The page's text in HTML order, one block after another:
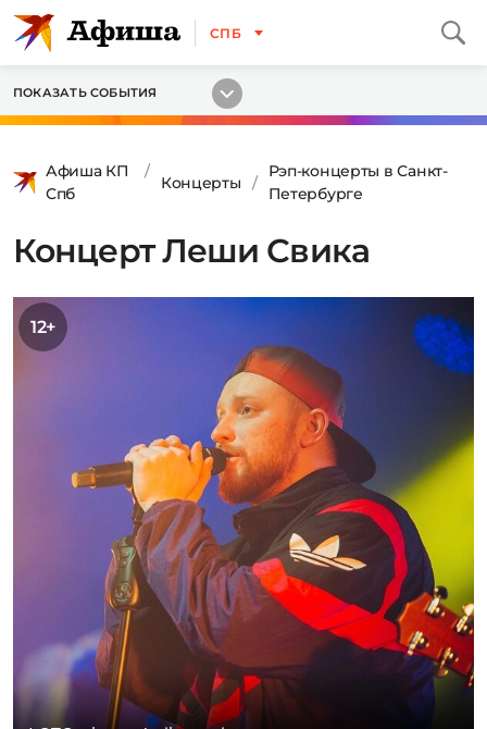
СПБ
ПОКАЗАТЬ СОБЫТИЯ
Афиша КП
Спб
Концерты
Рэп-концерты в Санкт-
Петербурге
Концерт Леши Свика
12+